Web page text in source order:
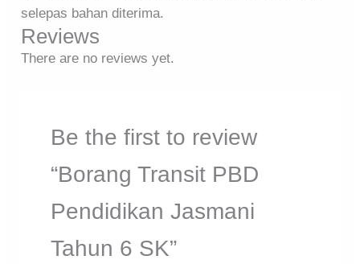
selepas bahan diterima.
Reviews
There are no reviews yet.
Be the first to review
“Borang Transit PBD
Pendidikan Jasmani
Tahun 6 SK”